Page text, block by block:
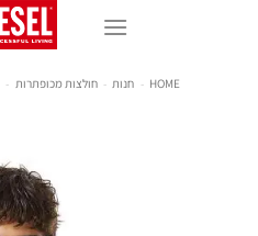
HOME
- חנות - חולצות מכופתרות -